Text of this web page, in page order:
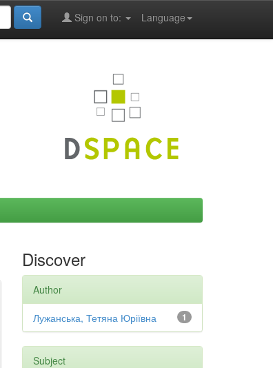
Language
Sign on to:
Discover
Author
1
Лужанська, Тетяна Юріївна
Subject